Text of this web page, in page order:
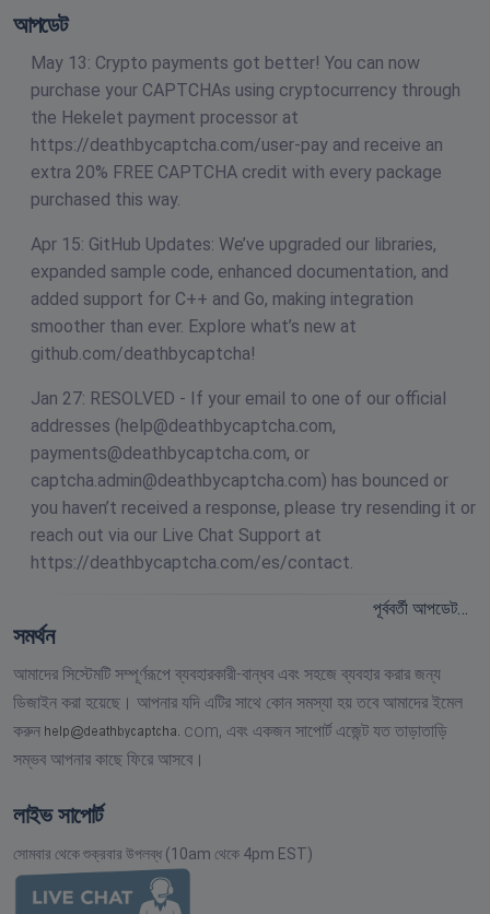
আপডেট
May 13: Crypto payments got better! You can now
purchase your CAPTCHAs using cryptocurrency through
the Hekelet payment processor at
https://deathbycaptcha.com/user-pay and receive an
extra 20% FREE CAPTCHA credit with every package
purchased this way.
Apr 15: GitHub Updates: We’ve upgraded our libraries,
expanded sample code, enhanced documentation, and
added support for C++ and Go, making integration
smoother than ever. Explore what’s new at
github.com/deathbycaptcha!
Jan 27: RESOLVED - If your email to one of our official
addresses (help@deathbycaptcha.com,
payments@deathbycaptcha.com, or
captcha.admin@deathbycaptcha.com) has bounced or
you haven’t received a response, please try resending it or
reach out via our Live Chat Support at
https://deathbycaptcha.com/es/contact.
পূর্ববর্তী আপডেট…
সমর্থন
আমাদের সিস্টেমটি সম্পূর্ণরূপে ব্যবহারকারী-বান্ধব এবং সহজে ব্যবহার করার জন্য
ডিজাইন করা হয়েছে। আপনার যদি এটির সাথে কোন সমস্যা হয় তবে আমাদের ইমেল
করুন
com, এবং একজন সাপোর্ট এজেন্ট যত তাড়াতাড়ি
সম্ভব আপনার কাছে ফিরে আসবে।
লাইভ সাপোর্ট
সোমবার থেকে শুক্রবার উপলব্ধ (10am থেকে 4pm EST)